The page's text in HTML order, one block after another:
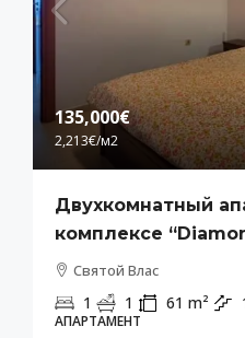
135,000€
2,213€/м2
Двухкомнатный
комплексе
Святой Влас
1 1 61 m²
АПАРТАМЕНТ